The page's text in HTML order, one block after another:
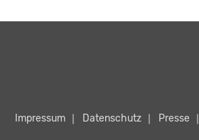
Impressum Datenschutz Presse